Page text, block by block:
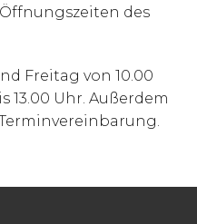
des
Freitag von 10.00
13.00 Uhr. Außerdem